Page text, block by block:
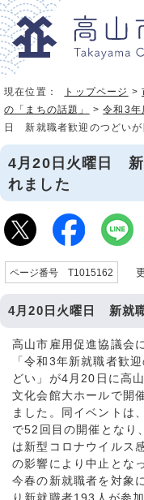
現在位置： トップページ >
の「まちの話題」
>令和3年
日 新就職者歓迎のつどいが
4月20日火曜日 新
れました
ページ番号 T1015162 更
4月20日火曜日 新就
高山市雇用促進協議会
「令和3年新就職者歓迎
どい」が4月20日に高
文化会館大ホールで開
ました。同イベントは
で52回目の開催となり
は新型コロナウイルス
の影響により中止とな
今春の新就職者を対象